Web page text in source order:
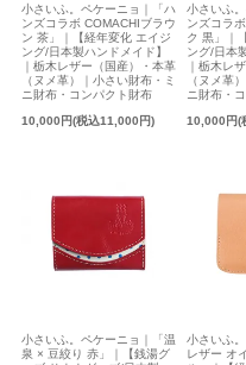
小さいふ。ペケーニョ｜「ハ
ンズコラボ COMACHIブラウ
ン 茶」｜【経年変化 エイジ
ング/日本製ハンドメイド】
｜栃木レザー（国産）・本革
（ヌメ革）｜小さい財布・ミ
ニ財布・コンパクト財布
10,000円(税込11,000円)
小さいふ
ンズコラ
ク 黒」｜
ング/日本
｜栃木レ
（ヌメ革
ニ財布・
10,000円(
小さいふ。ペケーニョ｜「温
泉 × 豆絞り 赤」｜【銭湯グ
小さいふ
レザー オ